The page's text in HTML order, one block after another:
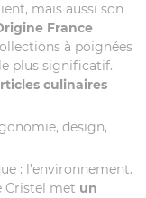
mais aussi son
France
à poignées
plus significatif.
culinaires
design,
: l’environnement.
Cristel met un